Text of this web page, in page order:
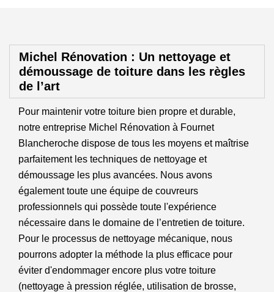
Michel Rénovation : Un nettoyage et
démoussage de toiture dans les règles
de l’art
Pour maintenir votre toiture bien propre et durable,
notre entreprise Michel Rénovation à Fournet
Blancheroche dispose de tous les moyens et maîtrise
parfaitement les techniques de nettoyage et
démoussage les plus avancées. Nous avons
également toute une équipe de couvreurs
professionnels qui possède toute l'expérience
nécessaire dans le domaine de l’entretien de toiture.
Pour le processus de nettoyage mécanique, nous
pourrons adopter la méthode la plus efficace pour
éviter d'endommager encore plus votre toiture
(nettoyage à pression réglée, utilisation de brosse,